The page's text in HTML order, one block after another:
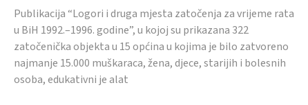
Publikacija “Logori i druga mjesta zatočenja za vrijeme rata
u BiH 1992.–1996. godine”, u kojoj su prikazana 322
zatočenička objekta u 15 općina u kojima je bilo zatvoreno
najmanje 15.000 muškaraca, žena, djece, starijih i bolesnih
osoba, edukativni je alat